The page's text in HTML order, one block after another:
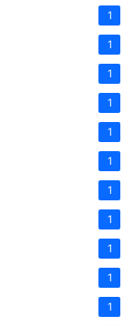
1
1
1
1
1
1
1
1
1
1
1